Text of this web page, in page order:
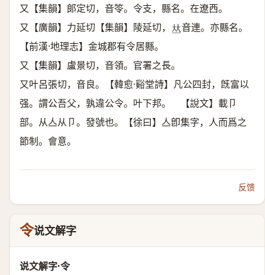
又【集韻】郞定切，音笭。令支，縣名。在遼西。
又【廣韻】力延切【集韻】陵延切， 𠀤音連。亦縣名。
【前漢·地理志】金城郡有令居縣。
又【集韻】盧景切，音領。官署之長。
又叶呂張切，音良。【韓愈·谿堂詩】凡公四封，旣富以
强。謂公吾父，孰違公令。叶下邦。 【說文】載卩
部。从亼从卩。發號也。【徐曰】亼卽集字，人而爲之
節制。會意。
反馈
令说文解字
说文解字·令